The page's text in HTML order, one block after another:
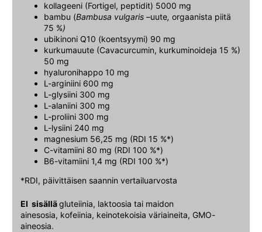
kollageeni (Fortigel, peptidit) 5000 mg
bambu (Bambusa vulgaris –uute, orgaanista piitä
75 %)
ubikinoni Q10 (koentsyymi) 90 mg
kurkumauute (Cavacurcumin, kurkuminoideja 15 %)
50 mg
hyaluronihappo 10 mg
L-arginiini 600 mg
L-glysiini 300 mg
L-alaniini 300 mg
L-proliini 300 mg
L-lysiini 240 mg
magnesium 56,25 mg (RDI 15 %*)
C-vitamiini 80 mg (RDI 100 %*)
B6-vitamiini 1,4 mg (RDI 100 %*)
*RDI, päivittäisen saannin vertailuarvosta
EI sisällägluteiinia, laktoosia tai maidon
ainesosia, kofeiinia, keinotekoisia väriaineita, GMO-
aineosia.